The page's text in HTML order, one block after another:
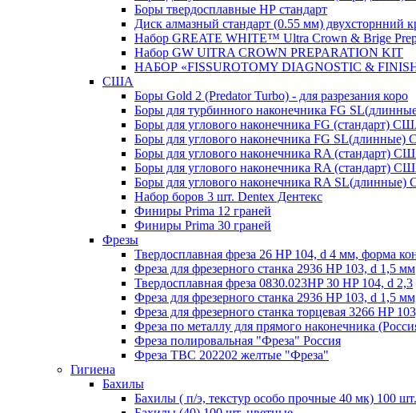
Боры твердосплавные НР стандарт
Диск алмазный стандарт (0.55 мм) двухсторнний
Набор GREATE WHITE™ Ultra Crown & Brige
Набор GW UlTRA CROWN PREPARATION KIT
НАБОР «FISSUROTOMY DIAGNOSTIC &
США
Боры Gold 2 (Predator Turbo) - для разрезания коро
Боры для турбинного наконечника FG
Боры для углового наконечника FG (стандарт)
Боры для углового наконечника FG SL(длинные)
Боры для углового наконечника RA (стандарт)
Боры для углового наконечника RA (стандарт)
Боры для углового наконечника RA
Набор боров 3 шт. Dentex Дентекс
Финиры Prima 12 граней
Финиры Prima 30 граней
Фрезы
Твердосплавная фреза 26 HP 104, d 4 мм, форма
Фреза для фрезерного станка 2936 HP 103, d 1,5 мм
Твердосплавная фреза 0830.023HP 30 HP 104, d 2,3
Фреза для фрезерного станка 2936 HP 103, d 1,5
Фреза для фрезерного станка торцевая 3266 HP
Фреза по металлу для прямого наконечника
Фреза полировальная "Фреза" Россия
Фреза ТВС 202202 желтые "Фреза"
Гигиена
Бахилы
Бахилы ( п/э, текстур особо прочные 40 мк) 100 шт.